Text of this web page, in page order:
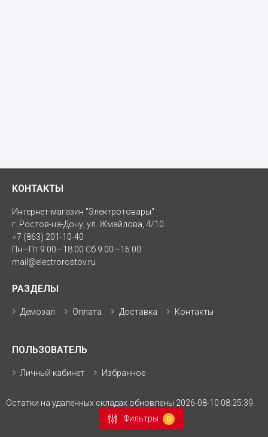
Фильтры 0
КОНТАКТЫ
Интернет-магазин "Электротовары"
г. Ростов-на-Дону, ул. Жмайлова, 4/10
+7 (863) 201-10-40
Пн—Пт 9:00—18:00 Сб 9:00—16:00
mail@electrorostov.ru
РАЗДЕЛЫ
Демозал Оплата Доставка Контакты
ПОЛЬЗОВАТЕЛЬ
Личный кабинет Избранное
Остатки на удаленных складах обновлены 2026-08-10 08:25:39.